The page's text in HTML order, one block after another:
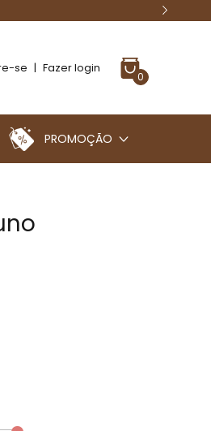
se | Fazer login
0
PROMOÇÃO